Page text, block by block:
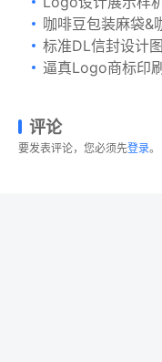
咖啡豆包装麻袋&咖啡纸杯品
标准DL信封设计图样
逼真Logo商标印刷效果
评论
要发表评论，您必须先登录。